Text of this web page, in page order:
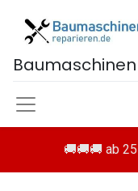
Baumaschinen
🚚🚚🚚 ab